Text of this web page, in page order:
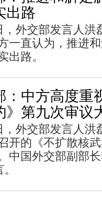
出路
，外交部发言人洪
一直认为，推进
出路。
：中方高度重
》第九次审议
，外交部发言人洪
开的《不扩散核
中国外交部副部